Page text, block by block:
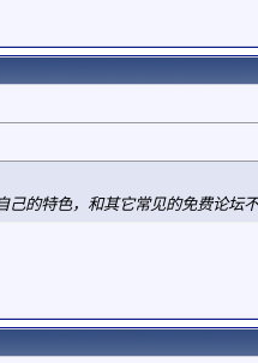
的特色，和其它常见的免费论坛